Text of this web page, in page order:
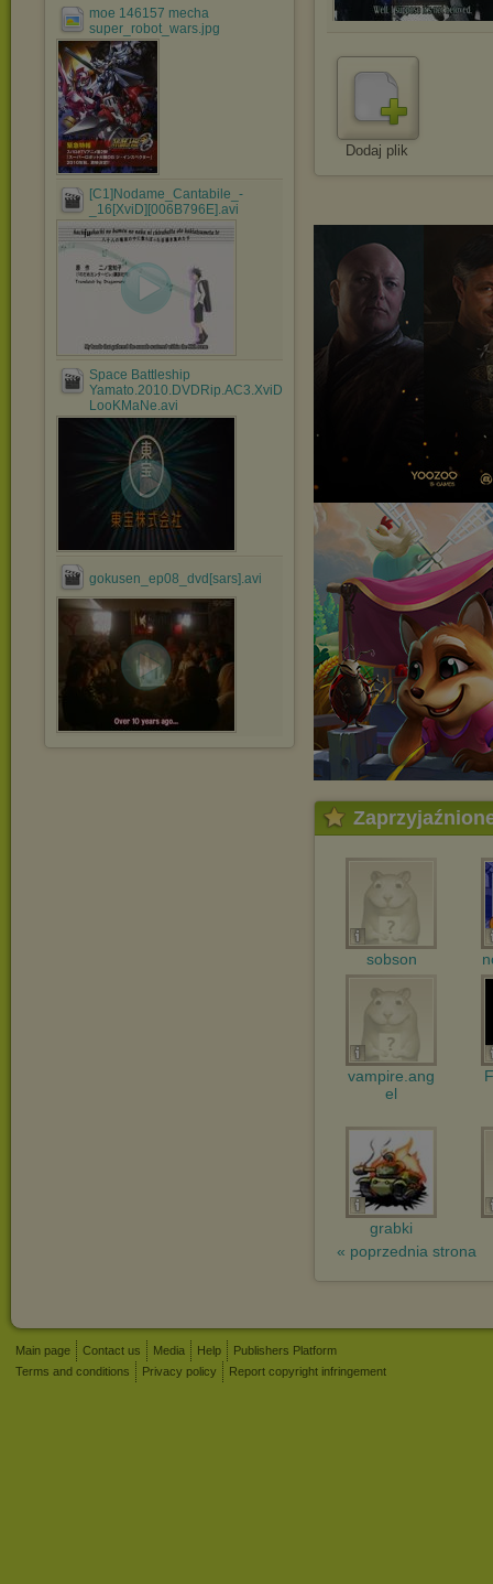
moe 146157 mecha
super_robot_wars.jpg
[C1]Nodame_Cantabile_-
_16[XviD][006B796E].avi
Space Battleship
Yamato.2010.DVDRip.AC3.XviD-
LooKMaNe.avi
gokusen_ep08_dvd[sars].avi
Dodaj plik
sobson
vampire.ang
el
grabki
« poprzednia strona
Main page Contact us Media Help
Publishers Platform
Terms and conditions
Privacy policy Report copyright infringement